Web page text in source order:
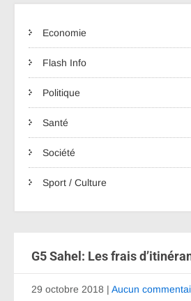
Economie
Flash Info
Politique
Santé
Société
Sport / Culture
G5 Sahel: Les frais
29 octobre 2018 | Aucun